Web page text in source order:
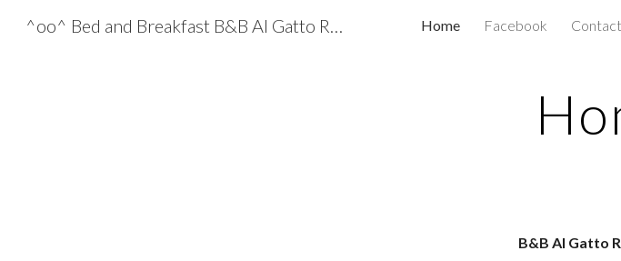
Skip to main content
^oo^ Bed and Breakfast B&B Al Gatto Rosso Udine Home Facebook
B&B Al Gatto